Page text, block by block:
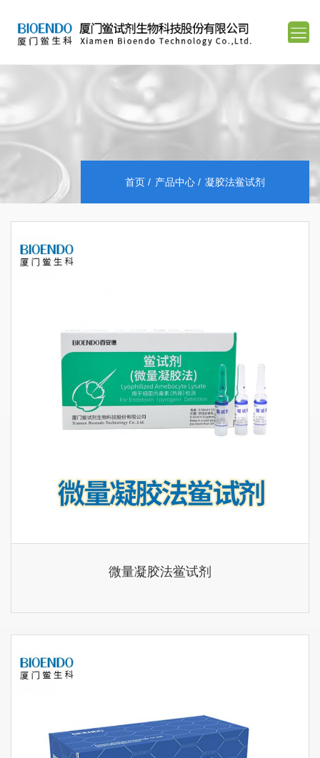
首页 产品中心 凝胶法鲎试剂
微量凝胶法鲎试剂